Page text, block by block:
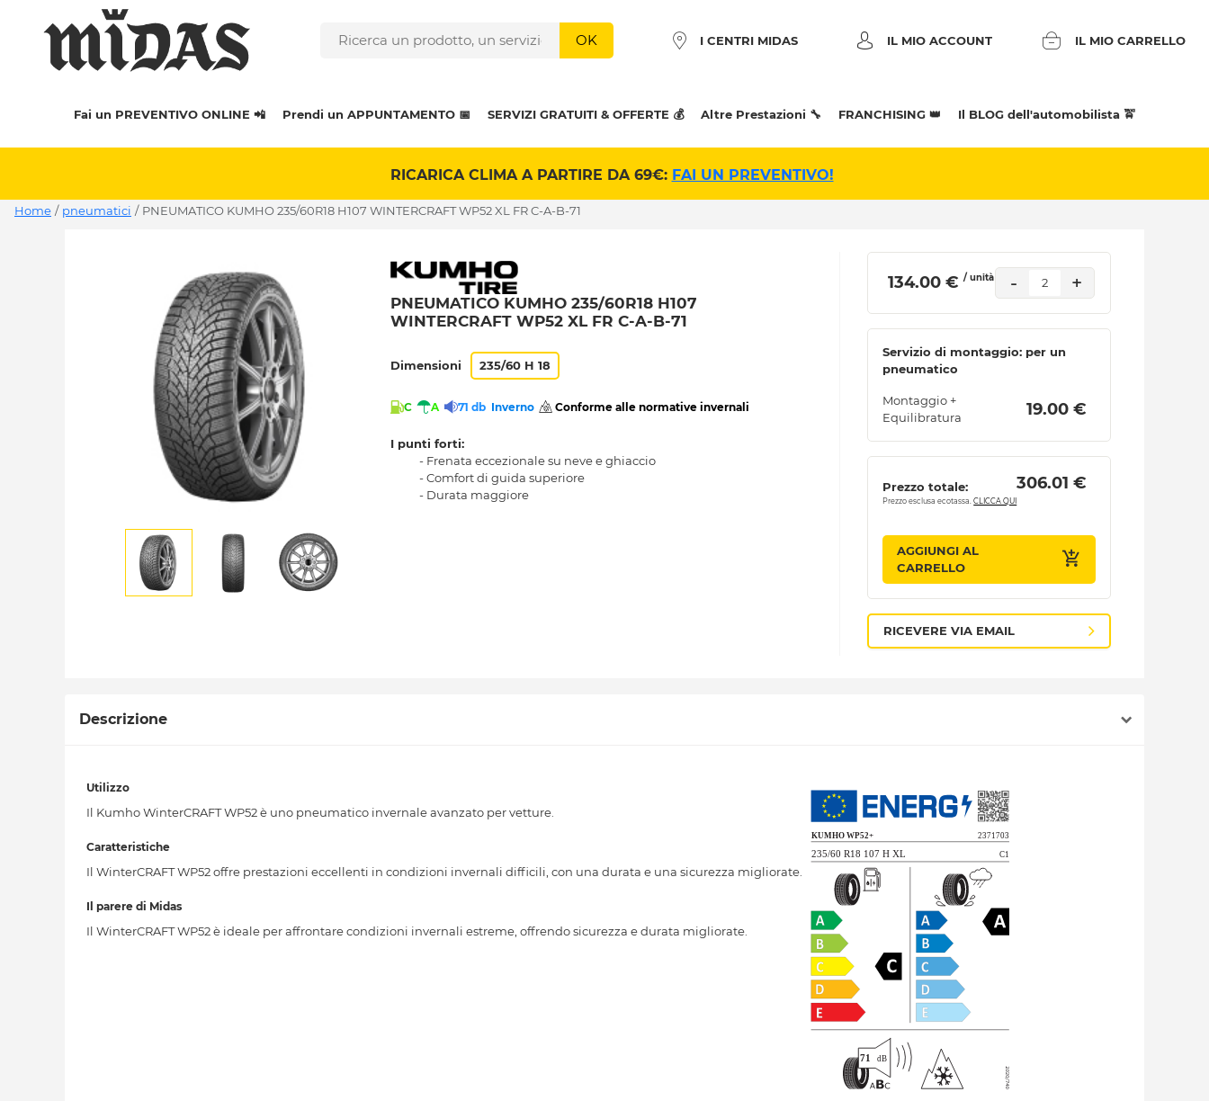
OK I CENTRI MIDAS IL MIO ACCOUNT IL MIO CARRELLO
Fai un PREVENTIVO ONLINE 📲 Prendi un APPUNTAMENTO 📅 SERVIZI GRATUITI & OFFERTE 💰 Altre Prestazioni 🔧 FRANCHISING 👑 Il BLOG dell'automobilista 🚖
RICARICA CLIMA A PARTIRE DA 69€: FAI UN PREVENTIVO!
Home / pneumatici / PNEUMATICO KUMHO 235/60R18 H107 WINTERCRAFT WP52 XL FR C-A-B-71
PNEUMATICO KUMHO 235/60R18 H107
WINTERCRAFT WP52 XL FR C-A-B-71
Dimensioni 235/60 H 18
C A 71 db Inverno Conforme alle normative invernali
I punti forti:
- Frenata eccezionale su neve e ghiaccio
- Comfort di guida superiore
- Durata maggiore
134.00 € / unità - 2 +
Servizio di montaggio: per un
pneumatico
Montaggio +
Equilibratura
19.00 €
Prezzo totale: 306.01 €
Prezzo esclusa ecotassa.CLICCA QUI
AGGIUNGI AL
CARRELLO
RICEVERE VIA EMAIL
Descrizione
Utilizzo
Il Kumho WinterCRAFT WP52 è uno pneumatico invernale avanzato per vetture.
Caratteristiche
Il WinterCRAFT WP52 offre prestazioni eccellenti in condizioni invernali difficili, con una durata e una sicurezza migliorate.
Il parere di Midas
Il WinterCRAFT WP52 è ideale per affrontare condizioni invernali estreme, offrendo sicurezza e durata migliorate.